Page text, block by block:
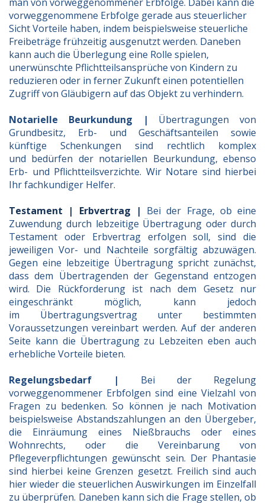
vorweggenommene Erbfolge gerade aus steuerlicher
Sicht Vorteile haben, indem beispielsweise steuerliche
Freibeträge frühzeitig ausgenutzt werden. Daneben
kann auch die Überlegung eine Rolle spielen,
unerwünschte Pflichtteilsansprüche von Kindern zu
reduzieren oder in ferner Zukunft einen potentiellen
Zugriff von Gläubigern auf das Objekt zu verhindern.
Notarielle Beurkundung |
Übertragungen von
Grundbesitz, Erb- und Geschäftsanteilen sowie
künftige Schenkungen sind rechtlich komplex
und bedürfen der notariellen Beurkundung, ebenso
Erb- und Pflichtteilsverzichte. Wir Notare sind hierbei
Ihr fachkundiger Helfer.
Testament | Erbvertrag | Bei der Frage, ob eine
Zuwendung durch lebzeitige Übertragung oder durch
Testament oder Erbvertrag erfolgen soll, sind die
jeweiligen Vor- und Nachteile sorgfältig abzuwägen.
Gegen eine lebzeitige Übertragung spricht zunächst,
dass dem Übertragenden der Gegenstand entzogen
wird. Die Rückforderung ist nach dem Gesetz nur
eingeschränkt möglich, kann jedoch
im Übertragungsvertrag unter bestimmten
Voraussetzungen vereinbart werden. Auf der anderen
Seite kann die Übertragung zu Lebzeiten eben auch
erhebliche Vorteile bieten.
Regelungsbedarf | Bei der Regelung
vorweggenommener Erbfolgen sind eine Vielzahl von
Fragen zu bedenken. So können je nach Motivation
beispielsweise Abstandszahlungen an den Übergeber,
die Einräumung eines Nießbrauchs oder eines
Wohnrechts, oder die Vereinbarung von
Pflegeverpflichtungen gewünscht sein. Der Phantasie
sind hierbei keine Grenzen gesetzt. Freilich sind auch
hier wieder die steuerlichen Auswirkungen im Einzelfall
zu überprüfen. Daneben kann sich die Frage stellen, ob